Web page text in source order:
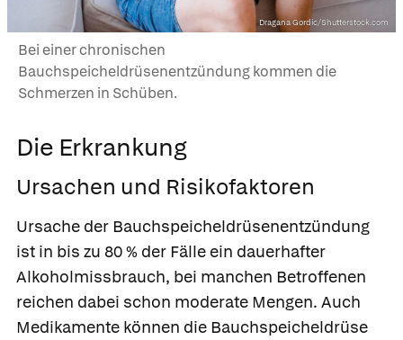
Dragana Gordic/Shutterstock.com
Bei einer chronischen
Bauchspeicheldrüsenentzündung kommen die
Schmerzen in Schüben.
Die Erkrankung
Ursachen und Risikofaktoren
Ursache der Bauchspeicheldrüsenentzündung
ist in bis zu 80 % der Fälle ein dauerhafter
Alkoholmissbrauch, bei manchen Betroffenen
reichen dabei schon moderate Mengen. Auch
Medikamente können die Bauchspeicheldrüse